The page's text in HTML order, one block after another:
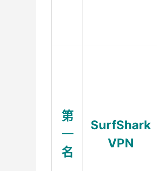
第
一
名
SurfShark
VPN